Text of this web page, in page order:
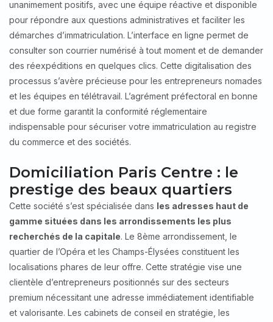
unanimement positifs, avec une équipe réactive et disponible
pour répondre aux questions administratives et faciliter les
démarches d’immatriculation. L’interface en ligne permet de
consulter son courrier numérisé à tout moment et de demander
des réexpéditions en quelques clics. Cette digitalisation des
processus s’avère précieuse pour les entrepreneurs nomades
et les équipes en télétravail. L’agrément préfectoral en bonne
et due forme garantit la conformité réglementaire
indispensable pour sécuriser votre immatriculation au registre
du commerce et des sociétés.
Domiciliation Paris Centre : le
prestige des beaux quartiers
Cette société s’est spécialisée dans les adresses haut de
gamme situées dans les arrondissements les plus
recherchés de la capitale. Le 8ème arrondissement, le
quartier de l’Opéra et les Champs-Élysées constituent les
localisations phares de leur offre. Cette stratégie vise une
clientèle d’entrepreneurs positionnés sur des secteurs
premium nécessitant une adresse immédiatement identifiable
et valorisante. Les cabinets de conseil en stratégie, les